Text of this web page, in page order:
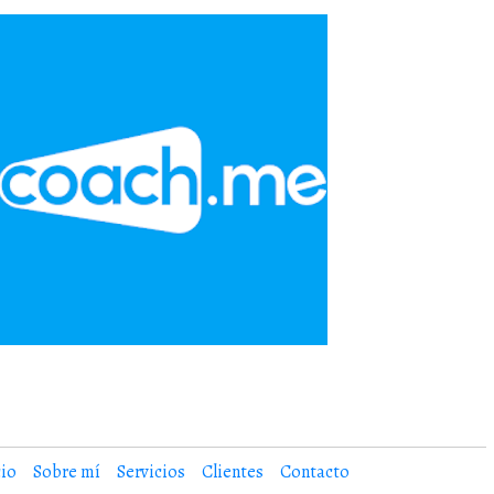
Sobre mí Servicios Clientes Contacto